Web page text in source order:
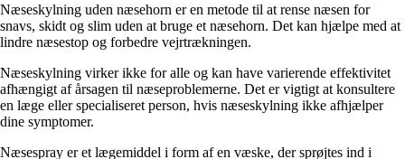
Næseskylning uden næsehorn er en metode til at rense næsen for
snavs, skidt og slim uden at bruge et næsehorn. Det kan hjælpe med at
lindre næsestop og forbedre vejrtrækningen.
Næseskylning virker ikke for alle og kan have varierende effektivitet
afhængigt af årsagen til næseproblemerne. Det er vigtigt at konsultere
en læge eller specialiseret person, hvis næseskylning ikke afhjælper
dine symptomer.
Næsespray er et lægemiddel i form af en væske, der sprøjtes ind i